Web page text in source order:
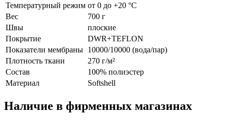
Температурный режим от 0 до +20 °С
Вес
700 г
Швы
плоские
Покрытие
DWR+TEFLON
Показатели мембраны 10000/10000 (вода/пар)
Плотность ткани
270 г/м²
Состав
100% полиэстер
Материал
Softshell
Наличие в фирменных магазинах